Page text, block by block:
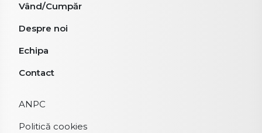
Vând/Cumpăr
Despre noi
Echipa
Contact
ANPC
Politică cookies